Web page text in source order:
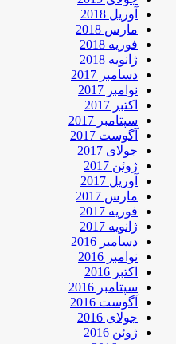
آوریل 2018
مارس 2018
فوریه 2018
ژانویه 2018
دسامبر 2017
نوامبر 2017
اکتبر 2017
سپتامبر 2017
آگوست 2017
جولای 2017
ژوئن 2017
آوریل 2017
مارس 2017
فوریه 2017
ژانویه 2017
دسامبر 2016
نوامبر 2016
اکتبر 2016
سپتامبر 2016
آگوست 2016
جولای 2016
ژوئن 2016